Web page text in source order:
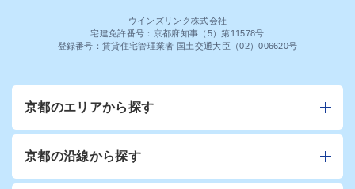
ウインズリンク株式会社
宅建免許番号：京都府知事（5）第11578号
登録番号：賃貸住宅管理業者 国土交通大臣（02）006620号
京都のエリアから探す
京都の沿線から探す